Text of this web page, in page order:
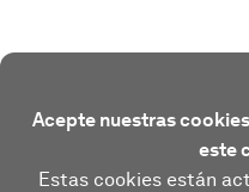
Acepte nuestras
este
Estas cookies están